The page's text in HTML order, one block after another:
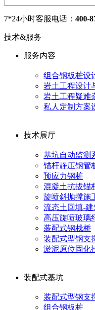
7*24小时客服电话： 400-
技术&服务
服务内容
组合钢板桩设
岩土工程设计
岩土工程疑难
私人定制方案
技术展厅
基坑自动监测
锚杆静压钢管
预应力钢桩
混凝土抗拔锚
旋喷斜抛撑施
流态土回填-
高压旋喷玻璃
装配式钢栈桥
装配式型钢支
淤泥原位固化
装配式基坑
装配式型钢支
组合钢板桩